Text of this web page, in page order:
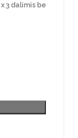
x 3 dalimis be